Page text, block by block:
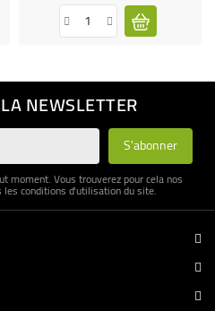
NEWSLETTER
moment. Vous trouverez pour cela nos
conditions d'utilisation du site.